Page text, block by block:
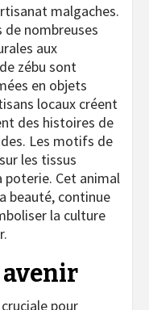
malgaches.
nombreuses
aux
zébu sont
en objets
locaux créent
des histoires de
Les motifs de
les tissus
Cet animal
beauté, continue
la culture
avenir
pour